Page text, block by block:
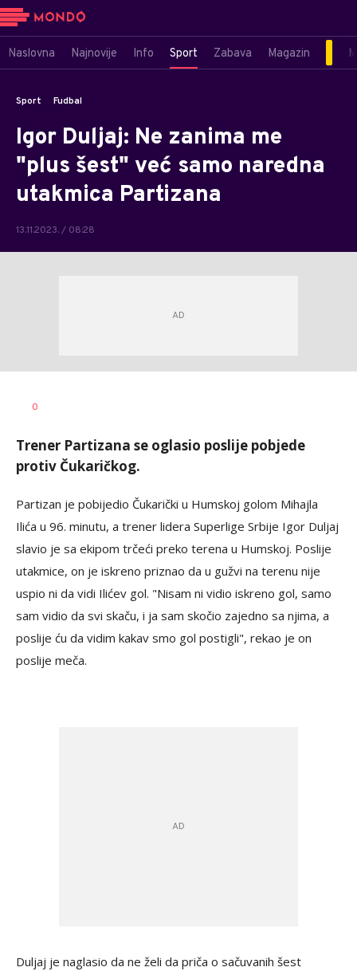
Naslovna Najnovije Info Sport Zabava Magazin
Sport Fudbal
Igor Duljaj: Ne zanima me
"plus šest" već samo naredna
utakmica Partizana
13.11.2023. / 08:28
AUTOR
0
Trener Partizana se oglasio poslije pobjede
protiv Čukaričkog.
Partizan je pobijedio Čukarički u Humskoj golom Mihajla
Ilića u 96. minutu, a trener lidera Superlige Srbije Igor Duljaj
slavio je sa ekipom trčeći preko terena u Humskoj. Poslije
utakmice, on je iskreno priznao da u gužvi na terenu nije
uspio ni da vidi Ilićev gol. "Nisam ni vidio iskreno gol, samo
sam vidio da svi skaču, i ja sam skočio zajedno sa njima, a
poslije ću da vidim kakav smo gol postigli", rekao je on
poslije meča.
Duljaj je naglasio da ne želi da priča o sačuvanih šest